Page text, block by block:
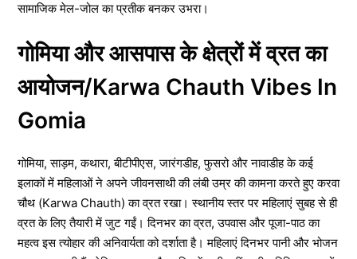
सामाजिक मेल-जोल का प्रतीक बनकर उभरा।
गोमिया और आसपास के क्षेत्रों में व्रत का
आयोजन/Karwa Chauth Vibes In
Gomia
गोमिया, साड़म, कथारा, बीटीपीएस, जारंगडीह, फुसरो और नावाडीह के कई
इलाकों में महिलाओं ने अपने जीवनसाथी की लंबी उम्र की कामना करते हुए करवा
चौथ (Karwa Chauth) का व्रत रखा। स्थानीय स्तर पर महिलाएं सुबह से ही
व्रत के लिए तैयारी में जुट गईं। दिनभर का व्रत, उपवास और पूजा-पाठ का
महत्व इस त्योहार की अनिवार्यता को दर्शाता है। महिलाएं दिनभर पानी और भोजन